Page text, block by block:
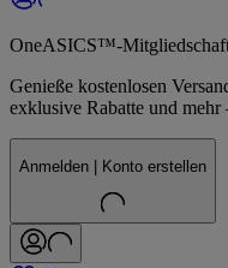
OneASICS™-
Genieße kostenlosen
exklusive Rabatte und
Anmelden | Konto erstellen